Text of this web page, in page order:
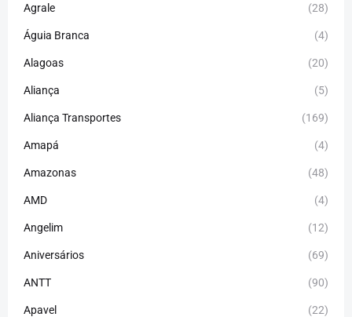
Agrale (28)
Águia Branca (4)
Alagoas (20)
Aliança (5)
Aliança Transportes (169)
Amapá (4)
Amazonas (48)
AMD (4)
Angelim (12)
Aniversários (69)
ANTT (90)
Apavel (22)